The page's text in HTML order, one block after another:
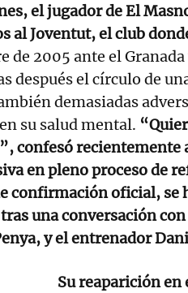
el jugador de El
al Joventut, el club
de 2005 ante el
después el círculo de
demasiadas
su salud mental.
confesó recientemente
en pleno proceso de
confirmación oficial, se
una conversación
y el entrenador
Su reaparición en